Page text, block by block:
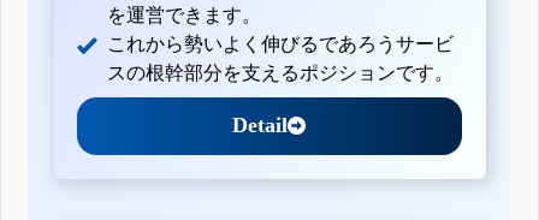
を運営できます。
これから勢いよく伸びるであろうサービ
スの根幹部分を支えるポジションです。
Detail